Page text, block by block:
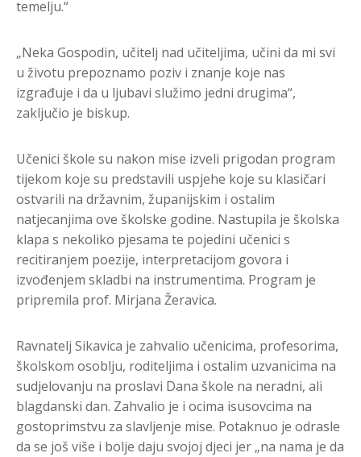
temelju.“
„Neka Gospodin, učitelj nad učiteljima, učini da mi svi
u životu prepoznamo poziv i znanje koje nas
izgrađuje i da u ljubavi služimo jedni drugima“,
zaključio je biskup.
Učenici škole su nakon mise izveli prigodan program
tijekom koje su predstavili uspjehe koje su klasičari
ostvarili na državnim, županijskim i ostalim
natjecanjima ove školske godine. Nastupila je školska
klapa s nekoliko pjesama te pojedini učenici s
recitiranjem poezije, interpretacijom govora i
izvođenjem skladbi na instrumentima. Program je
pripremila prof. Mirjana Žeravica.
Ravnatelj Sikavica je zahvalio učenicima, profesorima,
školskom osoblju, roditeljima i ostalim uzvanicima na
sudjelovanju na proslavi Dana škole na neradni, ali
blagdanski dan. Zahvalio je i ocima isusovcima na
gostoprimstvu za slavljenje mise. Potaknuo je odrasle
da se još više i bolje daju svojoj djeci jer „na nama je da